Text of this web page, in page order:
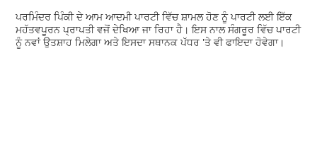
ਪਰਮਿੰਦਰ ਪਿੰਕੀ ਦੇ ਆਮ ਆਦਮੀ ਪਾਰਟੀ ਵਿੱਚ ਸ਼ਾਮਲ ਹੋਣ ਨੂੰ ਪਾਰਟੀ ਲਈ ਇੱਕ
ਮਹੱਤਵਪੂਰਨ ਪ੍ਰਾਪਤੀ ਵਜੋਂ ਦੇਖਿਆ ਜਾ ਰਿਹਾ ਹੈ। ਇਸ ਨਾਲ ਸੰਗਰੂਰ ਵਿੱਚ ਪਾਰਟੀ
ਨੂੰ ਨਵਾਂ ਉਤਸ਼ਾਹ ਮਿਲੇਗਾ ਅਤੇ ਇਸਦਾ ਸਥਾਨਕ ਪੱਧਰ 'ਤੇ ਵੀ ਫਾਇਦਾ ਹੋਵੇਗਾ।